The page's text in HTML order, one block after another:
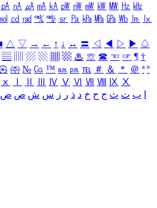
㎀ ㎁ ㎂ ㎃ ㎄ ㎺ ㎻ ㎽ ㎾ ㎿ ㎐ ㎑
㏅ ㎭ ㎮ ㎯ ㏛ ㎩ ㎪ ㎫ ㎬ ㏝ ㏐
㏓
△ ▽ → ← ↑ ↓ ↔ 〓 ◁ ◀ ▷ ▶ ♤
▤ ▨ ▧ ▦ ▩ ♨ ☏ ☎ ☜ ☞ ¶ †
㈜ № ㏇ ™ ㏂ ㏘ ℡ ＃ ＆ ＊ ＠ ª º
ⅹ Ⅳ Ⅴ Ⅵ Ⅶ Ⅷ Ⅸ Ⅹ
ب ت ث ج ح خ د ذ ر ز س ش ص ض